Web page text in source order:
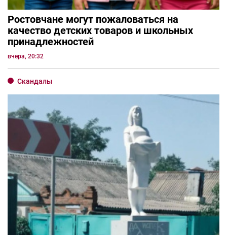
Ростовчане могут пожаловаться на
качество детских товаров и школьных
принадлежностей
вчера, 20:32
Скандалы